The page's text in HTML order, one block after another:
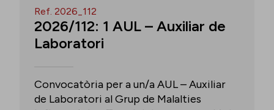
Ref. 2026_112
2026/112: 1 AUL – Auxiliar de
Laboratori
Convocatòria per a un/a AUL – Auxiliar
de Laboratori al Grup de Malalties